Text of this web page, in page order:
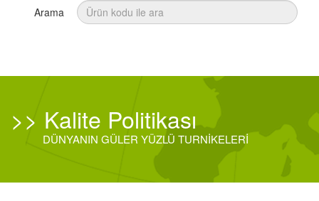
Arama
>> Kalite Politikası
DÜNYANIN GÜLER YÜZLÜ TURNİKELERİ